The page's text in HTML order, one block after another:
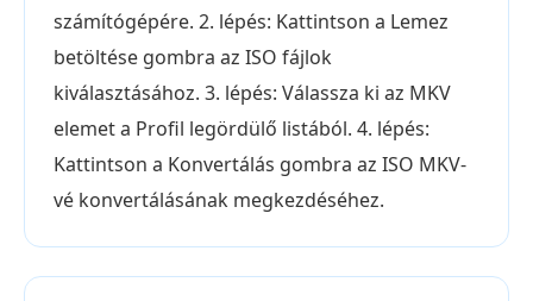
számítógépére. 2. lépés: Kattintson a Lemez
betöltése gombra az ISO fájlok
kiválasztásához. 3. lépés: Válassza ki az MKV
elemet a Profil legördülő listából. 4. lépés:
Kattintson a Konvertálás gombra az ISO MKV-
vé konvertálásának megkezdéséhez.